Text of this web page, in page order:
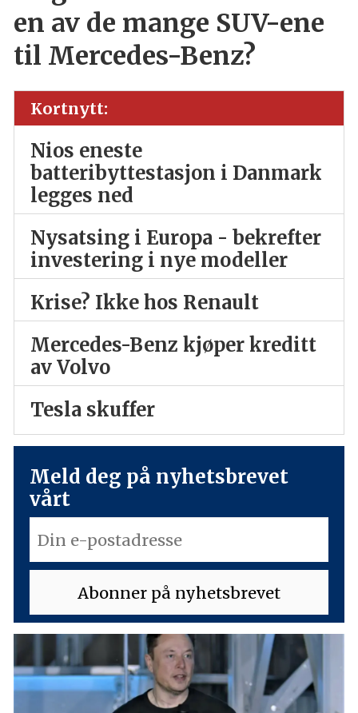
en av de mange SUV-ene
til Mercedes-Benz?
Kortnytt:
Nios eneste
batteribyttestasjon i Danmark
legges ned
Nysatsing i Europa - bekrefter
investering i nye modeller
Krise? Ikke hos Renault
Mercedes-Benz kjøper kreditt
av Volvo
Tesla skuffer
Meld deg på nyhetsbrevet
vårt